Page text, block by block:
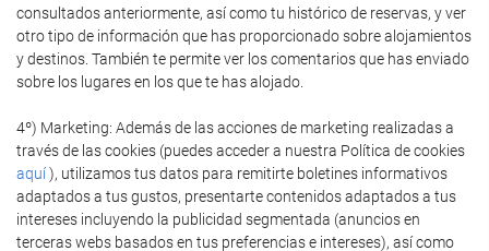
consultados anteriormente, así como tu histórico de reservas, y ver
otro tipo de información que has proporcionado sobre alojamientos
y destinos. También te permite ver los comentarios que has enviado
sobre los lugares en los que te has alojado.
4º) Marketing: Además de las acciones de marketing realizadas a
través de las cookies (puedes acceder a nuestra Política de cookies
aquí), utilizamos tus datos para remitirte boletines informativos
adaptados a tus gustos, presentarte contenidos adaptados a tus
intereses incluyendo la publicidad segmentada (anuncios en
terceras webs basados en tus preferencias e intereses), así como